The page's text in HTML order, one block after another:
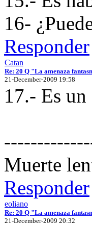
16-
Responder
Catan
Re: 20 Q "La amenaza
21-December-2009 19:58
17.- Es
Muerte
Responder
eoliano
Re: 20 Q "La amenaza
21-December-2009 20:32